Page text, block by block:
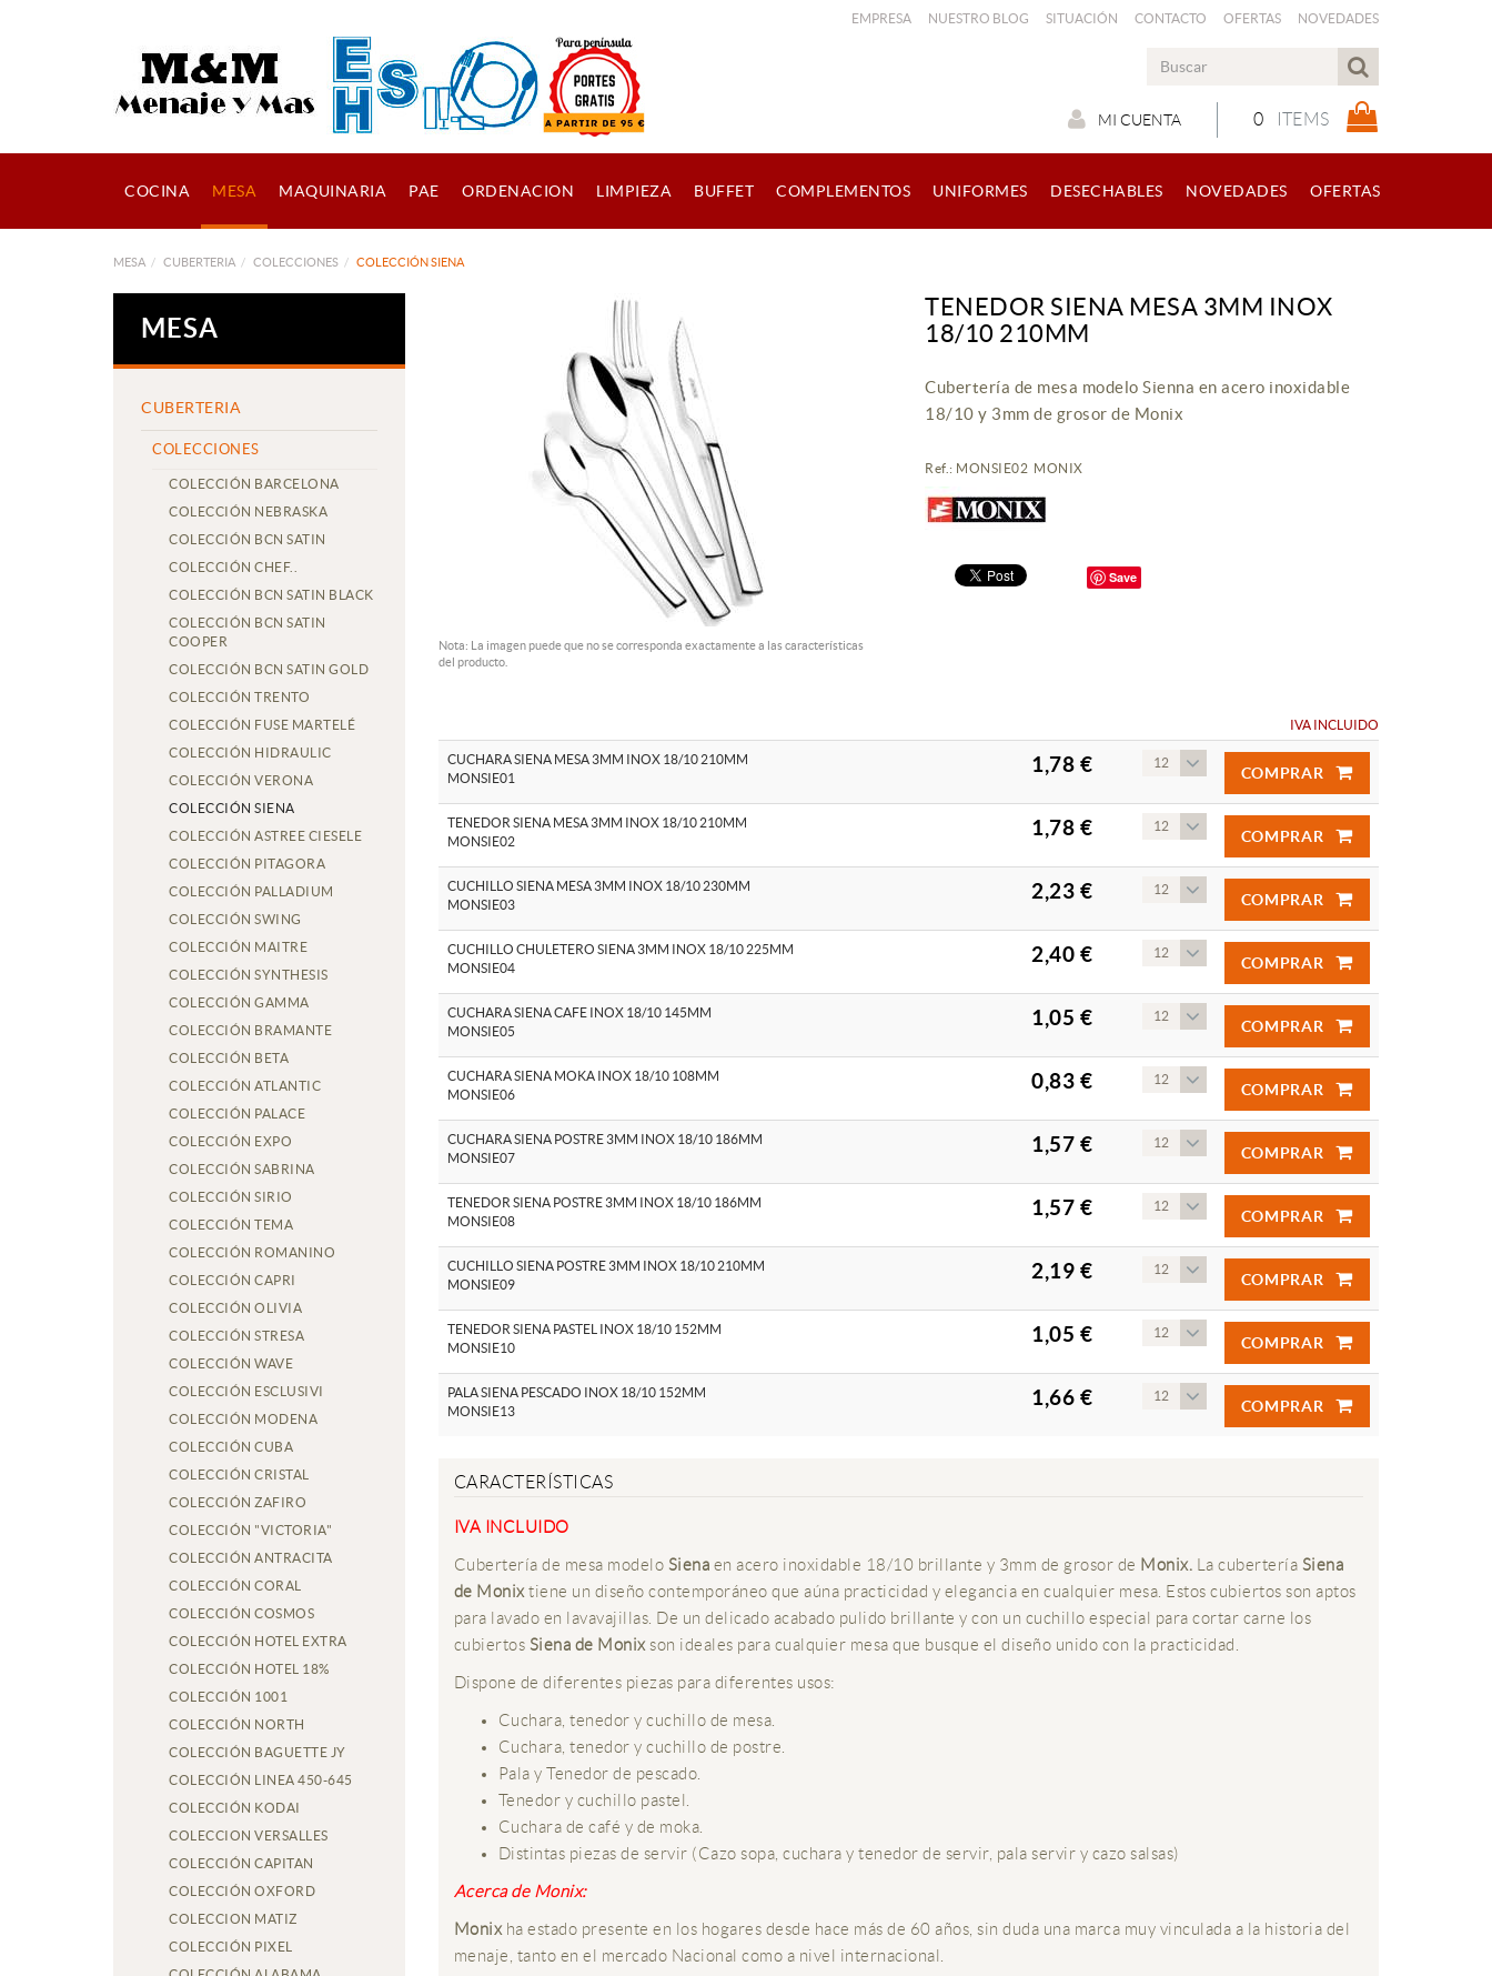
EMPRESA NUESTRO BLOG SITUACIÓN CONTACTO OFERTAS NOVEDADES
0 ITEMS
MI CUENTA
COCINA MESA MAQUINARIA PAE ORDENACION LIMPIEZA BUFFET COMPLEMENTOS UNIFORMES DESECHABLES NOVEDADES OFERTAS
MESA CUBERTERIA COLECCIONES COLECCIÓN SIENA
MESA
CUBERTERIA
COLECCIONES
COLECCIÓN BARCELONA
COLECCIÓN NEBRASKA
COLECCIÓN BCN SATIN
COLECCIÓN CHEF..
COLECCIÓN BCN SATIN BLACK
COLECCIÓN BCN SATIN
COOPER
COLECCIÓN BCN SATIN GOLD
COLECCIÓN TRENTO
COLECCIÓN FUSE MARTELÉ
COLECCIÓN HIDRAULIC
COLECCIÓN VERONA
COLECCIÓN SIENA
COLECCIÓN ASTREE CIESELE
COLECCIÓN PITAGORA
COLECCIÓN PALLADIUM
COLECCIÓN SWING
COLECCIÓN MAITRE
COLECCIÓN SYNTHESIS
COLECCIÓN GAMMA
COLECCIÓN BRAMANTE
COLECCIÓN BETA
COLECCIÓN ATLANTIC
COLECCIÓN PALACE
COLECCIÓN EXPO
COLECCIÓN SABRINA
COLECCIÓN SIRIO
COLECCIÓN TEMA
COLECCIÓN ROMANINO
COLECCIÓN CAPRI
COLECCIÓN OLIVIA
COLECCIÓN STRESA
COLECCIÓN WAVE
COLECCIÓN ESCLUSIVI
COLECCIÓN MODENA
COLECCIÓN CUBA
COLECCIÓN CRISTAL
COLECCIÓN ZAFIRO
COLECCIÓN "VICTORIA"
COLECCIÓN ANTRACITA
COLECCIÓN CORAL
COLECCIÓN COSMOS
COLECCIÓN HOTEL EXTRA
COLECCIÓN HOTEL 18%
COLECCIÓN 1001
COLECCIÓN NORTH
COLECCIÓN BAGUETTE JY
COLECCIÓN LINEA 450-645
COLECCIÓN KODAI
COLECCION VERSALLES
COLECCIÓN CAPITAN
COLECCIÓN OXFORD
COLECCION MATIZ
COLECCIÓN PIXEL
Nota: La imagen puede que no se corresponda exactamente a las características
del producto.
TENEDOR SIENA MESA 3MM INOX
18/10 210MM
Cubertería de mesa modelo Sienna en acero inoxidable
18/10 y 3mm de grosor de Monix
Ref.: MONSIE02 MONIX
Save
IVA INCLUIDO
CUCHARA SIENA MESA 3MM INOX 18/10 210MM
MONSIE01
1,78 € 12
COMPRAR
TENEDOR SIENA MESA 3MM INOX 18/10 210MM
MONSIE02
1,78 € 12
COMPRAR
CUCHILLO SIENA MESA 3MM INOX 18/10 230MM
MONSIE03
2,23 € 12
COMPRAR
CUCHILLO CHULETERO SIENA 3MM INOX 18/10 225MM
MONSIE04
2,40 € 12
COMPRAR
CUCHARA SIENA CAFE INOX 18/10 145MM
MONSIE05
1,05 € 12
COMPRAR
CUCHARA SIENA MOKA INOX 18/10 108MM
MONSIE06
0,83 € 12
COMPRAR
CUCHARA SIENA POSTRE 3MM INOX 18/10 186MM
MONSIE07
1,57 € 12
COMPRAR
TENEDOR SIENA POSTRE 3MM INOX 18/10 186MM
MONSIE08
1,57 € 12
COMPRAR
CUCHILLO SIENA POSTRE 3MM INOX 18/10 210MM
MONSIE09
2,19 € 12
COMPRAR
TENEDOR SIENA PASTEL INOX 18/10 152MM
MONSIE10
1,05 € 12
COMPRAR
PALA SIENA PESCADO INOX 18/10 152MM
MONSIE13
1,66 € 12
COMPRAR
CARACTERÍSTICAS
IVA INCLUIDO
Cubertería de mesa modelo Siena en acero inoxidable 18/10 brillante y 3mm de grosor de Monix. La cubertería Siena
de Monixtiene un diseño contemporáneo que aúna practicidad y elegancia en cualquier mesa. Estos cubiertos son aptos
para lavado en lavavajillas. De un delicado acabado pulido brillante y con un cuchillo especial para cortar carne los
cubiertos Siena de Monixson ideales para cualquier mesa que busque el diseño unido con la practicidad.
Dispone de diferentes piezas para diferentes usos:
Cuchara, tenedor y cuchillo de mesa.
Cuchara, tenedor y cuchillo de postre.
Pala y Tenedor de pescado.
Tenedor y cuchillo pastel.
Cuchara de café y de moka.
Distintas piezas de servir (Cazo sopa, cuchara y tenedor de servir, pala servir y cazo salsas)
Acerca de Monix:
Monixha estado presente en los hogares desde hace más de 60 años, sin duda una marca muy vinculada a la historia del
menaje, tanto en el mercado Nacional como a nivel internacional.